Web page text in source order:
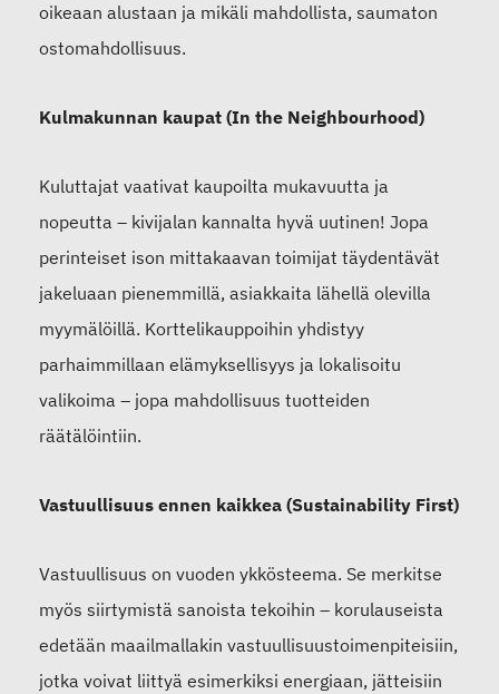
oikeaan alustaan ja mikäli mahdollista, saumaton
ostomahdollisuus.
Kulmakunnan kaupat (In the Neighbourhood)
Kuluttajat vaativat kaupoilta mukavuutta ja
nopeutta – kivijalan kannalta hyvä uutinen! Jopa
perinteiset ison mittakaavan toimijat täydentävät
jakeluaan pienemmillä, asiakkaita lähellä olevilla
myymälöillä. Korttelikauppoihin yhdistyy
parhaimmillaan elämyksellisyys ja lokalisoitu
valikoima – jopa mahdollisuus tuotteiden
räätälöintiin.
Vastuullisuus ennen kaikkea (Sustainability First)
Vastuullisuus on vuoden ykkösteema. Se merkitse
myös siirtymistä sanoista tekoihin – korulauseista
edetään maailmallakin vastuullisuustoimenpiteisiin,
jotka voivat liittyä esimerkiksi energiaan, jätteisiin